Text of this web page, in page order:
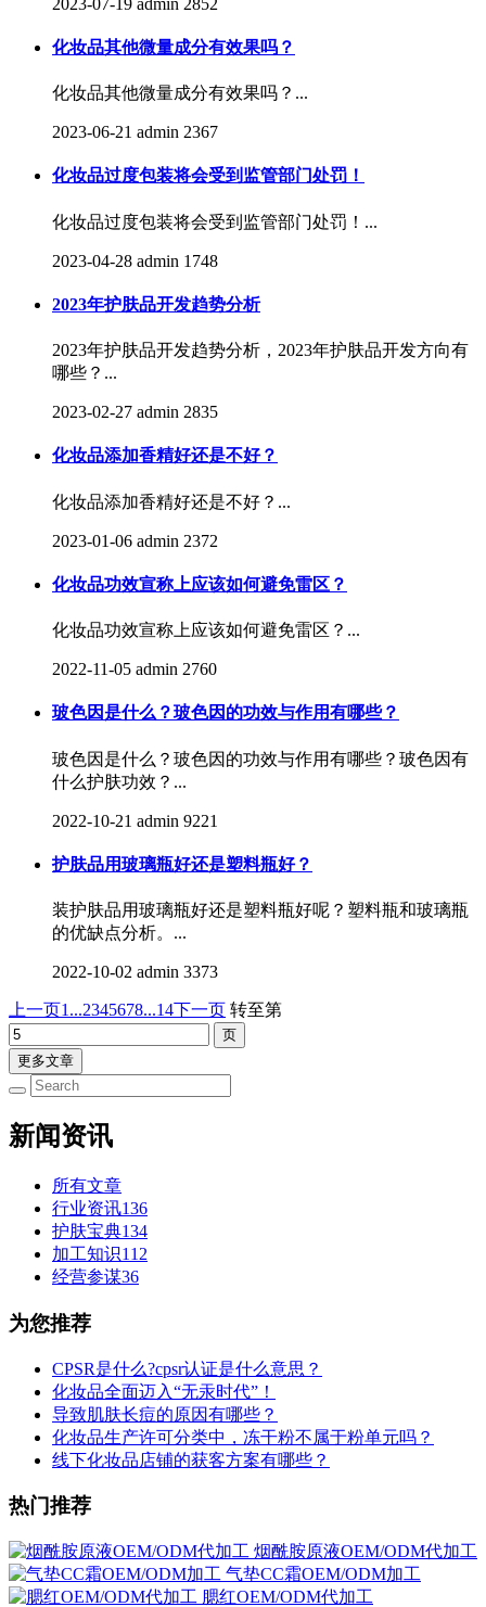
化妆品其他微量成分有效果吗？
化妆品其他微量成分有效果吗？...
2023-06-21 admin 2367
化妆品过度包装将会受到监管部门处罚！
化妆品过度包装将会受到监管部门处罚！...
2023-04-28 admin 1748
2023年护肤品开发趋势分析
2023年护肤品开发趋势分析，2023年护肤品开发方向有
哪些？...
2023-02-27 admin 2835
化妆品添加香精好还是不好？
化妆品添加香精好还是不好？...
2023-01-06 admin 2372
化妆品功效宣称上应该如何避免雷区？
化妆品功效宣称上应该如何避免雷区？...
2022-11-05 admin 2760
玻色因是什么？玻色因的功效与作用有哪些？
玻色因是什么？玻色因的功效与作用有哪些？玻色因有
什么护肤功效？...
2022-10-21 admin 9221
护肤品用玻璃瓶好还是塑料瓶好？
装护肤品用玻璃瓶好还是塑料瓶好呢？塑料瓶和玻璃瓶
的优缺点分析。...
2022-10-02 admin 3373
上一页1...2345678...14下一页 转至第
更多文章
新闻资讯
所有文章
行业资讯136
护肤宝典134
加工知识112
经营参谋36
为您推荐
CPSR是什么?cpsr认证是什么意思？
化妆品全面迈入“无汞时代”！
导致肌肤长痘的原因有哪些？
化妆品生产许可分类中，冻干粉不属于粉单元吗？
线下化妆品店铺的获客方案有哪些？
热门推荐
烟酰胺原液OEM/ODM代加工
气垫CC霜OEM/ODM加工
腮红OEM/ODM代加工